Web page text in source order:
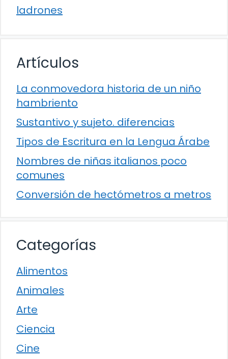
ladrones
Artículos
La conmovedora historia de un niño
hambriento
Sustantivo y sujeto. diferencias
Tipos de Escritura en la Lengua Árabe
Nombres de niñas italianos poco
comunes
Conversión de hectómetros a metros
Categorías
Alimentos
Animales
Arte
Ciencia
Cine